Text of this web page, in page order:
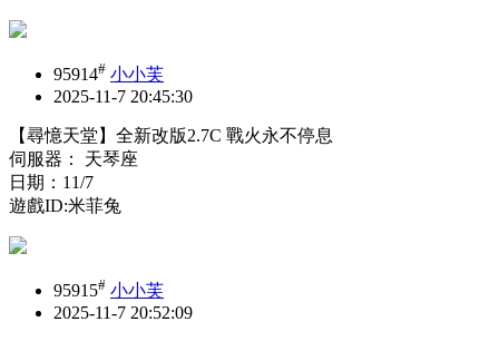
95914# 小小芙
2025-11-7 20:45:30
【尋憶天堂】全新改版2.7C 戰火永不停息
伺服器： 天琴座
日期：11/7
遊戲ID:米菲兔
95915# 小小芙
2025-11-7 20:52:09